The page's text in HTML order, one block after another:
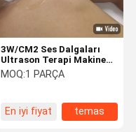
3W/CM2 Ses Dalgaları
Ultrason Terapi Makinesi
Bel Ağrısı Giderici
MOQ:1 PARÇA
En iyi fiyat temas